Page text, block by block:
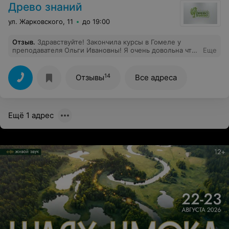
Древо знаний
ул. Жарковского, 11 до 19:00
Отзыв. Здравствуйте! Закончила курсы в Гомеле у
преподавателя Ольги Ивановны! Я очень довольна что
обучающимся. Профессионал своего дела! Она нас
многому научила. И огромное ей за это спасибо!
Еще
Отзывы14 Все адреса
Ещё 1 адрес